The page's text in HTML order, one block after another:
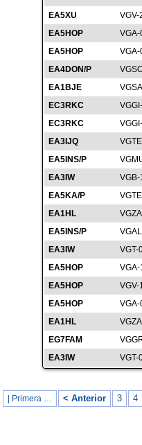
EA5XU
VGV-
EA5HOP
EA5HOP
EA4DON/P
EA1BJE
EC3RKC
EC3RKC
EA3IJQ
EA5INS/P
EA3IW
VGB-
EA5KA/P
EA1HL
EA5INS/P
EA3IW
VGT-
EA5HOP
EA5HOP
VGV-
EA5HOP
EA1HL
EG7FAM
EA3IW
VGT-
| Primera … < Anterior 3 4